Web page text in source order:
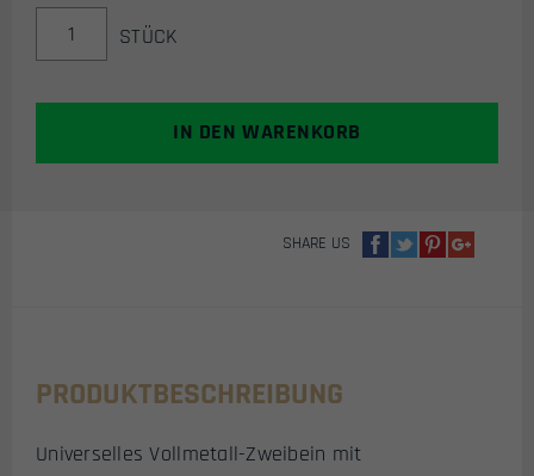
AIRSOFT/AIRSOFT
20MM
STÜCK
IN DEN WARENKORB
SHARE US
PRODUKTBESCHREIBUNG
Universelles Vollmetall-Zweibein mit